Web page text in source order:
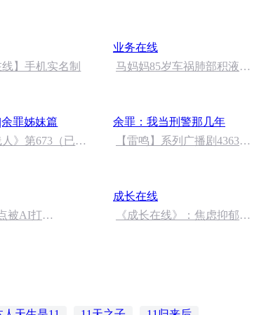
线】手机实名制
业务在线
马妈妈85岁车祸肺部积液恢
罪姊妹篇
人》第673（已完
余罪：我当刑警那几年
【雷鸣】系列广播剧4363
被AI打包
成长在线
《成长在线》：焦虑抑郁睡